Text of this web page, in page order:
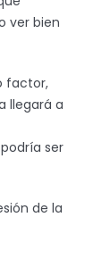
ver bien
factor,
llegará a
ser
de la